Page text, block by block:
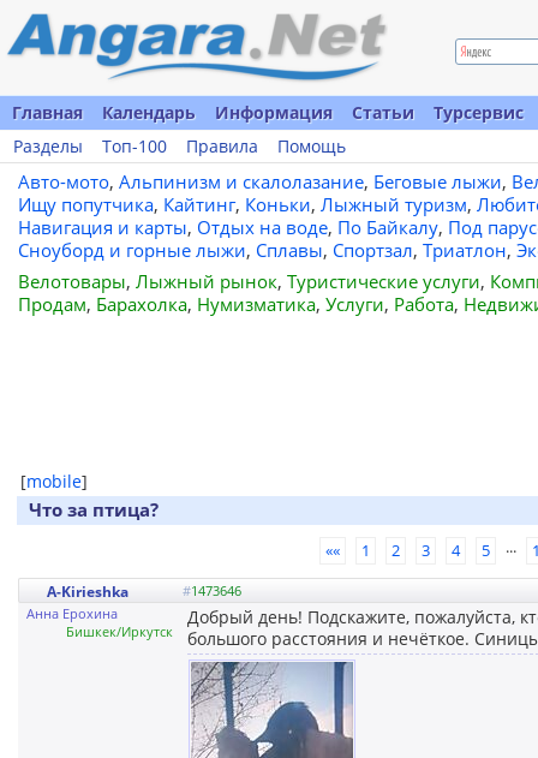
Главная Календарь Информация Статьи
Турсервис
Разделы
Топ-100 Правила Помощь
Авто-мото, Альпинизм и скалолазание, Беговые лыжи,
Ищу попутчика, Кайтинг, Коньки, Лыжный туризм,
Навигация и карты, Отдых на воде, По Байкалу, Под
Сноуборд и горные лыжи, Сплавы, Спортзал, Триатлон,
Велотовары, Лыжный рынок, Туристические услуги,
Продам, Барахолка, Нумизматика, Услуги, Работа,
[mobile]
Что за птица?
«« 1 2 3 4 5 ...
A-Kirieshka #1473646
Анна Ерохина
Бишкек/Иркутск
Добрый день! Подскажите, пожалуйста,
большого расстояния и нечёткое.